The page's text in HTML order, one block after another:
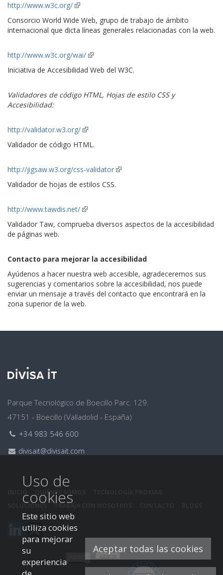
http://www.w3c.org/
Consorcio World Wide Web, grupo de trabajo de ámbito
internacional que dicta líneas generales relacionadas con la web.
http://www.w3c.org/wai/
Iniciativa de Accesibilidad Web del W3C.
Validadores de código HTML, Hojas de estilo CSS y
Accesibilidad:
http://validator.w3.org/
Validador de código HTML.
http://jigsaw.w3.org/css-validator
Validador de hojas de estilos CSS.
http://www.tawdis.net/
Validador Taw, comprueba diversos aspectos de la accesibilidad
de páginas web.
Contacto para mejorar la accesibilidad
Ayúdenos a hacer nuestra web accesible, agradeceremos sus
sugerencias y comentarios sobre la accesibilidad, nos puede
enviar un mensaje a través del contacto que encontrará en la
zona superior de la web.
Dirección
Parque Tecnológico de Boecillo Parc. 129.
47151 - Boecillo (Valladolid - España)
Teléfono:
+34 983 546 600
Email:
divisait@divisait.com
QUIÉNES SOMOS
SOLUCIONES
TRABAJA CON NOSOTROS
Este
enlace
se
abrirá
en
Este
enlace
abrirá
Uso de
cookies
Este sitio web
utiliza cookies
para mejorar
su
experiencia
Aceptar todas las cookies